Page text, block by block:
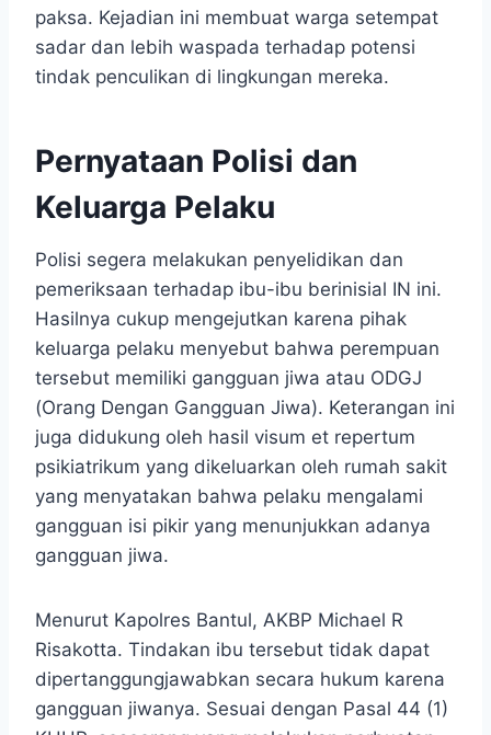
paksa. Kejadian ini membuat warga setempat
sadar dan lebih waspada terhadap potensi
tindak penculikan di lingkungan mereka.
Pernyataan Polisi dan
Keluarga Pelaku
Polisi segera melakukan penyelidikan dan
pemeriksaan terhadap ibu-ibu berinisial IN ini.
Hasilnya cukup mengejutkan karena pihak
keluarga pelaku menyebut bahwa perempuan
tersebut memiliki gangguan jiwa atau ODGJ
(Orang Dengan Gangguan Jiwa). Keterangan ini
juga didukung oleh hasil visum et repertum
psikiatrikum yang dikeluarkan oleh rumah sakit
yang menyatakan bahwa pelaku mengalami
gangguan isi pikir yang menunjukkan adanya
gangguan jiwa.
Menurut Kapolres Bantul, AKBP Michael R
Risakotta. Tindakan ibu tersebut tidak dapat
dipertanggungjawabkan secara hukum karena
gangguan jiwanya. Sesuai dengan Pasal 44 (1)